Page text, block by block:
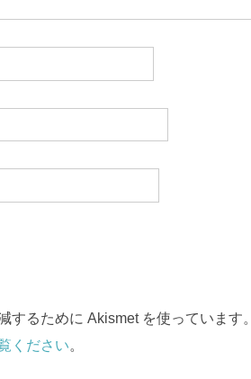
するために Akismet を使っています。
ください。